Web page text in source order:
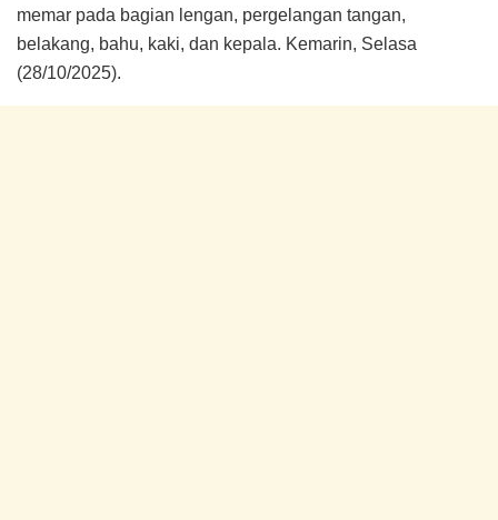
memar pada bagian lengan, pergelangan tangan,
belakang, bahu, kaki, dan kepala. Kemarin, Selasa
(28/10/2025).